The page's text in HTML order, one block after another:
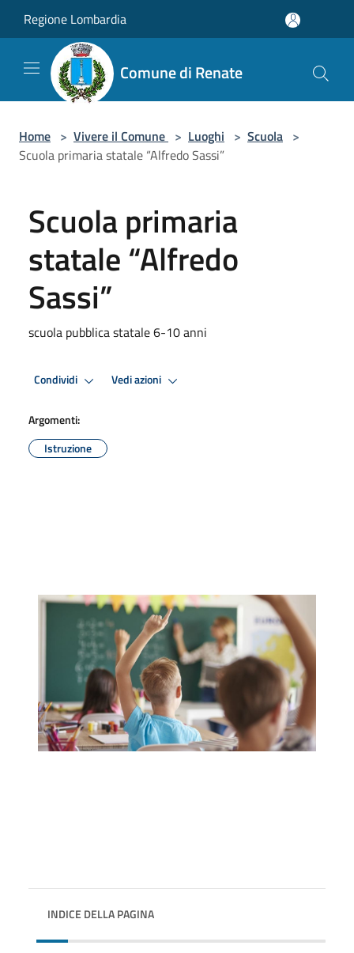
Regione Lombardia
Comune di Renate
Home > Vivere il Comune > Luoghi > Scuola >
Scuola primaria statale “Alfredo Sassi”
Scuola primaria
statale “Alfredo
Sassi”
scuola pubblica statale 6-10 anni
Condividi Vedi azioni
Argomenti:
Istruzione
INDICE DELLA PAGINA